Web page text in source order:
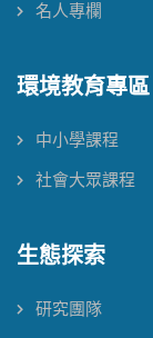
名人專欄
環境教育專區
中小學課程
社會大眾課程
生態探索
研究團隊